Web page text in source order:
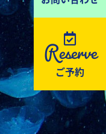
Reserve
ご予約